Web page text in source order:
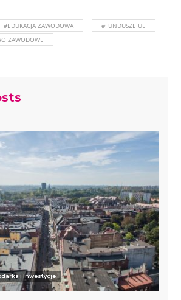
#EDUKACJA ZAWODOWA
#FUNDUSZE UE
ZAWODOWE
i Inwestycje